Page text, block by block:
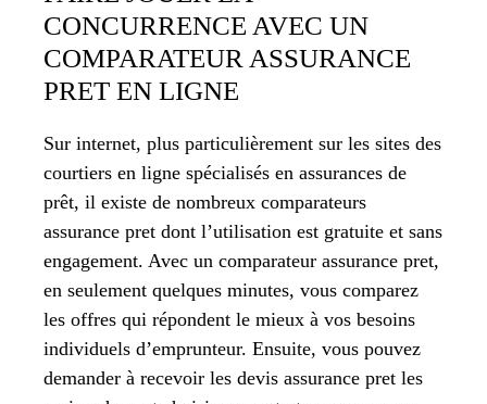
CONCURRENCE AVEC UN
COMPARATEUR ASSURANCE
PRET EN LIGNE
Sur internet, plus particulièrement sur les sites des
courtiers en ligne spécialisés en assurances de
prêt, il existe de nombreux comparateurs
assurance pret dont l’utilisation est gratuite et sans
engagement. Avec un comparateur assurance pret,
en seulement quelques minutes, vous comparez
les offres qui répondent le mieux à vos besoins
individuels d’emprunteur. Ensuite, vous pouvez
demander à recevoir les devis assurance pret les